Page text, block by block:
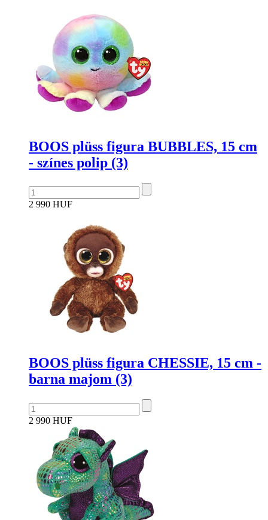
BOOS plüss figura BUBBLES, 15 cm
- színes polip (3)
2 990 HUF
BOOS plüss figura CHESSIE, 15 cm -
barna majom (3)
2 990 HUF